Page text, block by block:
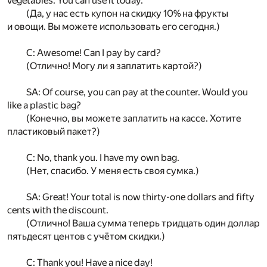
(Да, у нас есть купон на скидку 10% на фрукты
и овощи. Вы можете использовать его сегодня.)
C: Awesome! Can I pay by card?
(Отлично! Могу ли я заплатить картой?)
SA: Of course, you can pay at the counter. Would you
like a plastic bag?
(Конечно, вы можете заплатить на кассе. Хотите
пластиковый пакет?)
C: No, thank you. I have my own bag.
(Нет, спасибо. У меня есть своя сумка.)
SA: Great! Your total is now thirty-one dollars and fifty
cents with the discount.
(Отлично! Ваша сумма теперь тридцать один доллар
пятьдесят центов с учётом скидки.)
C: Thank you! Have a nice day!